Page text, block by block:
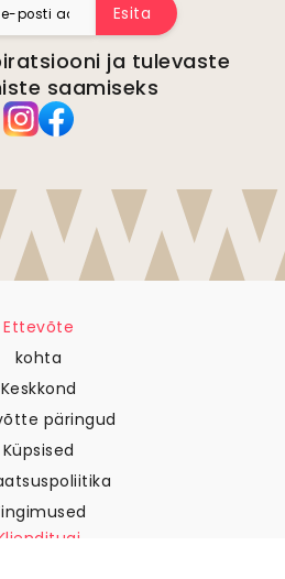
Esita
ja tulevaste
saamiseks
Ettevõte
kohta
Keskkond
päringud
Küpsised